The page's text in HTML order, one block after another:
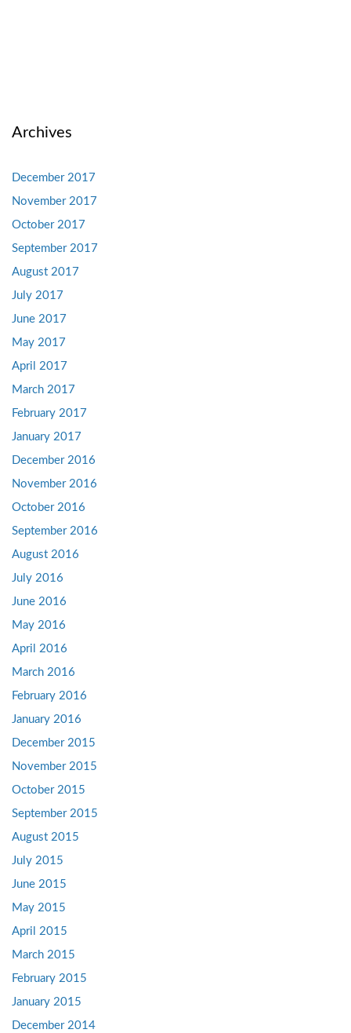
Archives
December 2017
November 2017
October 2017
September 2017
August 2017
July 2017
June 2017
May 2017
April 2017
March 2017
February 2017
January 2017
December 2016
November 2016
October 2016
September 2016
August 2016
July 2016
June 2016
May 2016
April 2016
March 2016
February 2016
January 2016
December 2015
November 2015
October 2015
September 2015
August 2015
July 2015
June 2015
May 2015
April 2015
March 2015
February 2015
January 2015
December 2014